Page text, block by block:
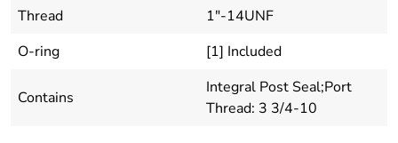
Thread
1"-14UNF
O-ring
[1] Included
Contains
Integral Post Seal;Port
Thread: 3 3/4-10